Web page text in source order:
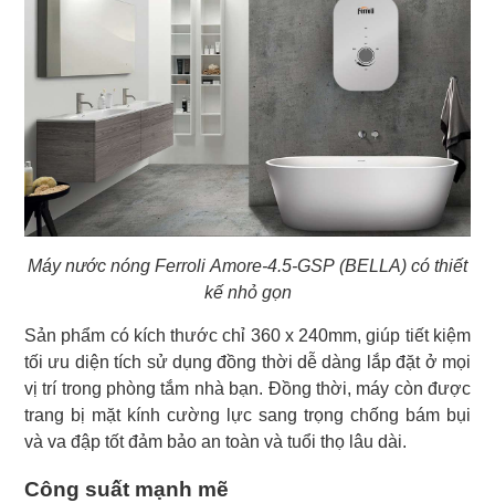
Máy nước nóng Ferroli Amore-4.5-GSP (BELLA) có thiết
kế nhỏ gọn
Sản phẩm có kích thước chỉ 360 x 240mm, giúp tiết kiệm
tối ưu diện tích sử dụng đồng thời dễ dàng lắp đặt ở mọi
vị trí trong phòng tắm nhà bạn. Đồng thời, máy còn được
trang bị mặt kính cường lực sang trọng chống bám bụi
và va đập tốt đảm bảo an toàn và tuổi thọ lâu dài.
Công suất mạnh mẽ